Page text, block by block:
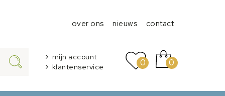
over ons nieuws contact
mijn account
klantenservice
0 0